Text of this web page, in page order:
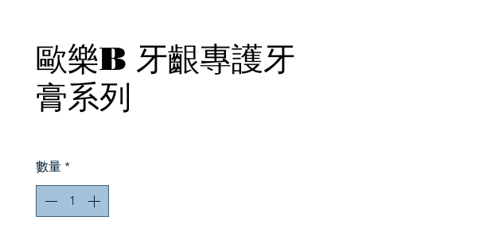
歐樂B 牙齦專護牙
膏系列
數量 *